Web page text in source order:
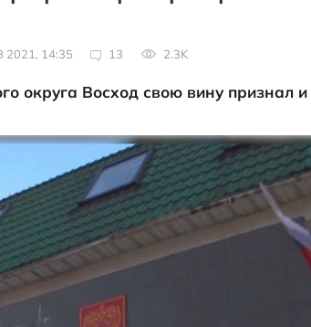
14:35 13 2.3K
округа Восход свою вину признал